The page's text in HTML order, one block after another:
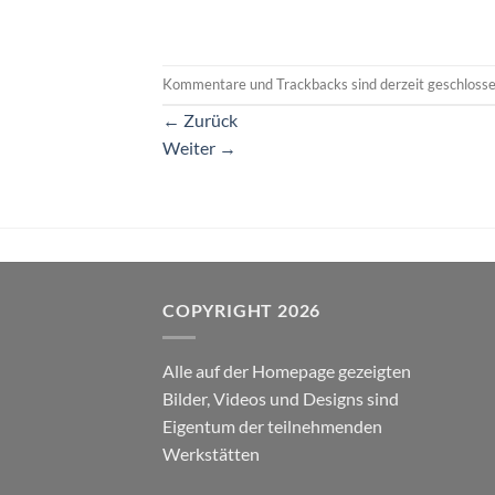
Kommentare und Trackbacks sind derzeit
← Zurück
Weiter →
COPYRIGHT 2026
Alle auf der Homepage gezeigten
Bilder, Videos und Designs sind
Eigentum der teilnehmenden
Werkstätten